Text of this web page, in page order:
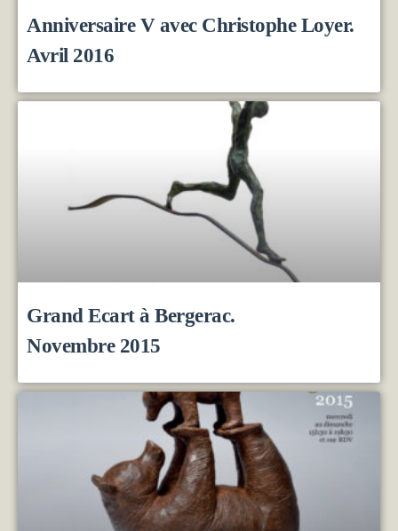
Anniversaire V avec Christophe Loyer.
Avril 2016
Grand Ecart à Bergerac.
Novembre 2015